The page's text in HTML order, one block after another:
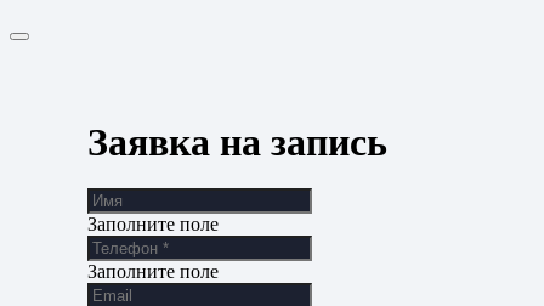
Заявка на запись
Заполните поле
Заполните поле